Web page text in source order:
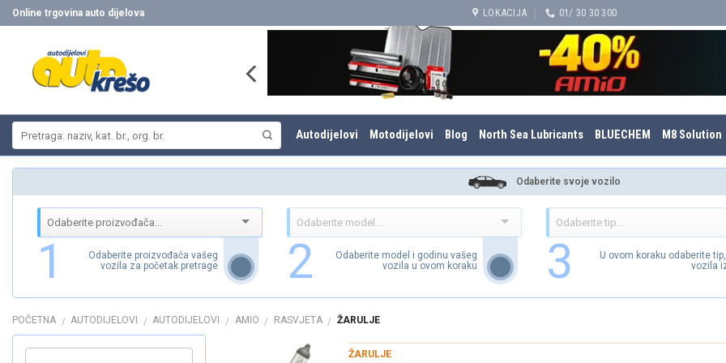
Skip
to
Online trgovina auto dijelova LOKACIJA 01/ 30 30 300
Autodijelovi Motodijelovi Blog North Sea Lubricants BLUECHEM M8 Solution
Odaberite svoje vozilo
1
Odaberite proizvođača vašeg
vozila za početak pretrage
2
Odaberite model i godinu vašeg
vozila u ovom koraku
3
U ovom koraku odaberite
vozila
POČETNA / AUTODIJELOVI / AUTODIJELOVI / AMIO / RASVJETA / ŽARULJE
ŽARULJE